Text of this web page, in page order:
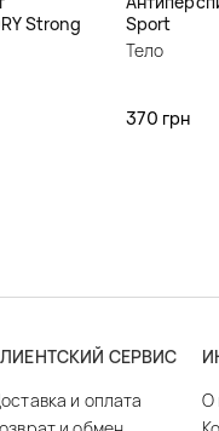
Strong
Sport
Тело
370 грн
СЕРВИС
и оплата
О